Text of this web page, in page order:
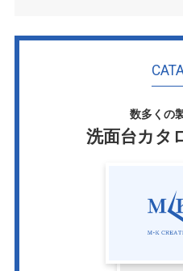
数多くの
洗面台カタ